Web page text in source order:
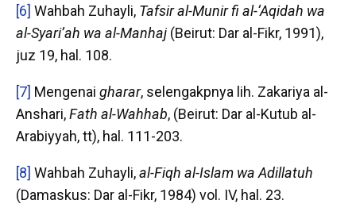
[6] Wahbah Zuhayli, Tafsir al-Munir fi al-‘Aqidah wa
al-Syari’ah wa al-Manhaj (Beirut: Dar al-Fikr, 1991),
juz 19, hal. 108.
[7] Mengenai gharar, selengakpnya lih. Zakariya al-
Anshari,Fath al-Wahhab, (Beirut: Dar al-Kutub al-
Arabiyyah, tt), hal. 111-203.
[8] Wahbah Zuhayli,al-Fiqh al-Islam wa Adillatuh
(Damaskus: Dar al-Fikr, 1984) vol. IV, hal. 23.